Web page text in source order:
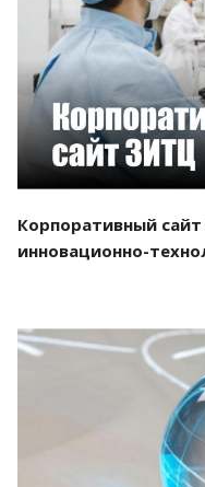
Корпоративный
инновационно-